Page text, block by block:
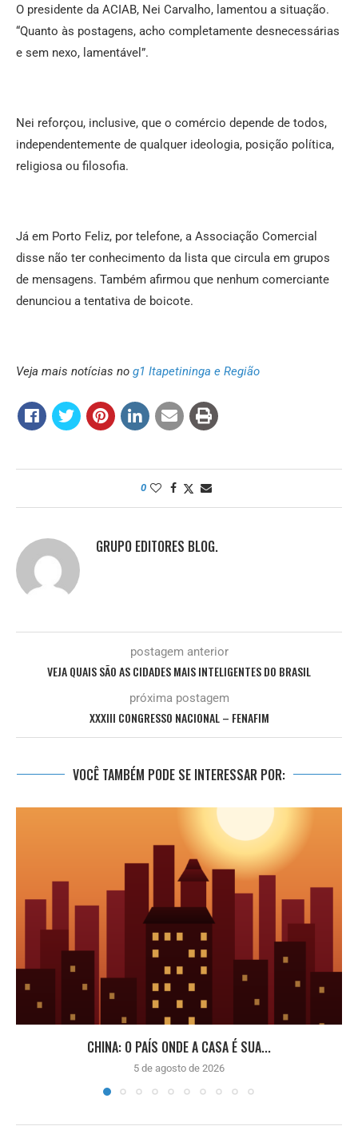
O presidente da ACIAB, Nei Carvalho, lamentou a situação.
“Quanto às postagens, acho completamente desnecessárias
e sem nexo, lamentável”.
Nei reforçou, inclusive, que o comércio depende de todos,
independentemente de qualquer ideologia, posição política,
religiosa ou filosofia.
Já em Porto Feliz, por telefone, a Associação Comercial
disse não ter conhecimento da lista que circula em grupos
de mensagens. Também afirmou que nenhum comerciante
denunciou a tentativa de boicote.
Veja mais notícias no g1 Itapetininga e Região
0
GRUPO EDITORES BLOG.
postagem anterior
VEJA QUAIS SÃO AS CIDADES MAIS INTELIGENTES DO BRASIL
próxima postagem
XXXIII CONGRESSO NACIONAL – FENAFIM
VOCÊ TAMBÉM PODE SE INTERESSAR POR:
CHINA: O PAÍS ONDE A CASA É SUA...
5 de agosto de 2026